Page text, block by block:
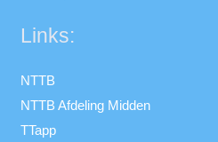
Links:
NTTB
NTTB Afdeling Midden
TTapp